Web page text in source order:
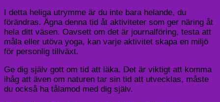
I detta heliga utrymme är du inte bara helande, du
förändras. Ägna denna tid åt aktiviteter som ger näring åt
hela ditt väsen. Oavsett om det är journalföring, testa att
måla eller utöva yoga, kan varje aktivitet skapa en miljö
för personlig tillväxt.
Ge dig själv gott om tid att läka. Det är viktigt att komma
ihåg att även om naturen tar sin tid att utvecklas, måste
du också ha tålamod med dig själv.